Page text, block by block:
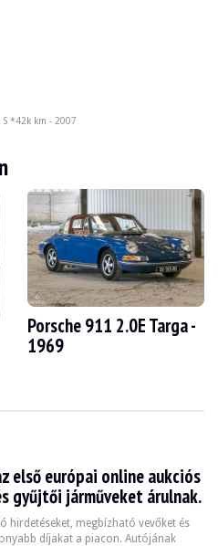
S *42k km - 2007
km - 2007
ismeri a receptet.
Porsche 911 2.0E Targa -
1969
első európai online aukciós
gyűjtői járműveket árulnak.
hirdetéseket, megbízható vevőket és
díjakat a piacon. Autójának